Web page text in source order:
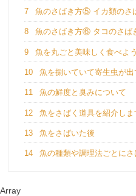
7 魚のさばき方⑤ イカ類のさ
8 魚のさばき方⑥ タコのさば
9 魚を丸ごと美味しく食べよ
10 魚を捌いていて寄生虫が出
11 魚の鮮度と臭みについて
12 魚をさばく道具を紹介しま
13 魚をさばいた後
14 魚の種類や調理法ごとにさ
Array